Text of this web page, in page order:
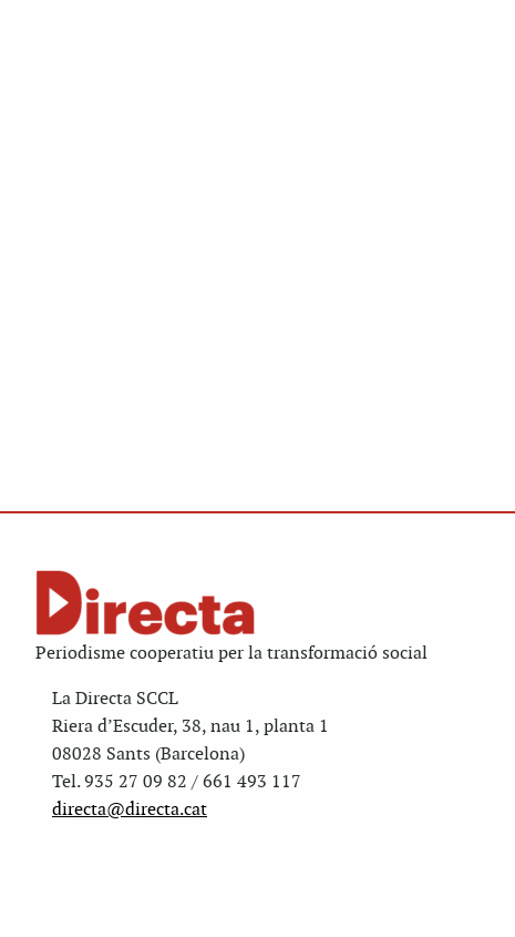
Periodisme cooperatiu per la transformació social
La Directa SCCL
Riera d’Escuder, 38, nau 1, planta 1
08028 Sants (Barcelona)
Tel. 935 27 09 82 / 661 493 117
directa@directa.cat